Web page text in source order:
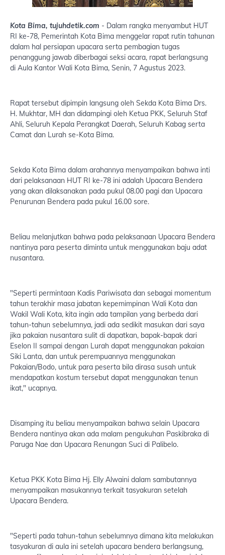
Kota Bima, tujuhdetik.com - Dalam rangka menyambut HUT
RI ke-78, Pemerintah Kota Bima menggelar rapat rutin tahunan
dalam hal persiapan upacara serta pembagian tugas
penanggung jawab diberbagai seksi acara, rapat berlangsung
di Aula Kantor Wali Kota Bima, Senin, 7 Agustus 2023.
Rapat tersebut dipimpin langsung oleh Sekda Kota Bima Drs.
H. Mukhtar, MH dan didampingi oleh Ketua PKK, Seluruh Staf
Ahli, Seluruh Kepala Perangkat Daerah, Seluruh Kabag serta
Camat dan Lurah se-Kota Bima.
Sekda Kota Bima dalam arahannya menyampaikan bahwa inti
dari pelaksanaan HUT RI ke-78 ini adalah Upacara Bendera
yang akan dilaksanakan pada pukul 08.00 pagi dan Upacara
Penurunan Bendera pada pukul 16.00 sore.
Beliau melanjutkan bahwa pada pelaksanaan Upacara Bendera
nantinya para peserta diminta untuk menggunakan baju adat
nusantara.
"Seperti permintaan Kadis Pariwisata dan sebagai momentum
tahun terakhir masa jabatan kepemimpinan Wali Kota dan
Wakil Wali Kota, kita ingin ada tampilan yang berbeda dari
tahun-tahun sebelumnya, jadi ada sedikit masukan dari saya
jika pakaian nusantara sulit di dapatkan, bapak-bapak dari
Eselon II sampai dengan Lurah dapat menggunakan pakaian
Siki Lanta, dan untuk perempuannya menggunakan
Pakaian/Bodo, untuk para peserta bila dirasa susah untuk
mendapatkan kostum tersebut dapat menggunakan tenun
ikat," ucapnya.
Disamping itu beliau menyampaikan bahwa selain Upacara
Bendera nantinya akan ada malam pengukuhan Paskibraka di
Paruga Nae dan Upacara Renungan Suci di Palibelo.
Ketua PKK Kota Bima Hj. Elly Alwaini dalam sambutannya
menyampaikan masukannya terkait tasyakuran setelah
Upacara Bendera.
"Seperti pada tahun-tahun sebelumnya dimana kita melakukan
tasyakuran di aula ini setelah upacara bendera berlangsung,